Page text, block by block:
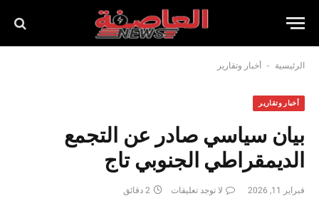
الرئيسية - أخبار وتقارير
أخبار وتقارير
بيان سياسي صادر عن التجمع
الديمقراطي الجنوبي تاج
فبراير 11, 2026 لا توجد تعليقات 2 دقائق